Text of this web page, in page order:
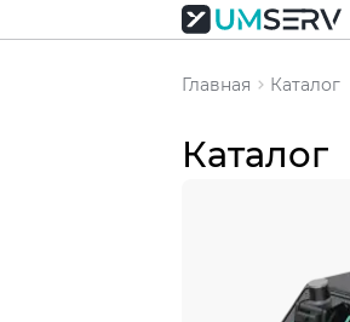
Главная Каталог
Каталог